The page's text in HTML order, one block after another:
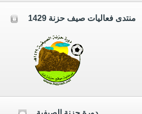
منتدى فعاليات صيف حزنة 1429